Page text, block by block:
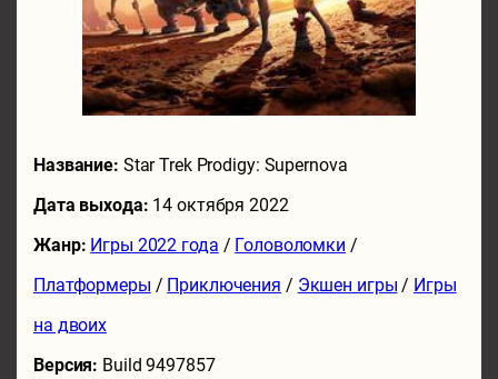
Название: Star Trek Prodigy: Supernova
Дата выхода: 14 октября 2022
Жанр: Игры 2022 года / Головоломки /
Платформеры / Приключения / Экшен игры / Игры
на двоих
Версия: Build 9497857